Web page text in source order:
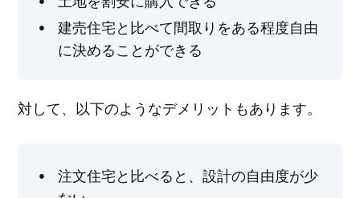
建売住宅と比べて間取りをある程度自由
に決めることができる
対して、以下のようなデメリットもあります。
注文住宅と比べると、設計の自由度が少